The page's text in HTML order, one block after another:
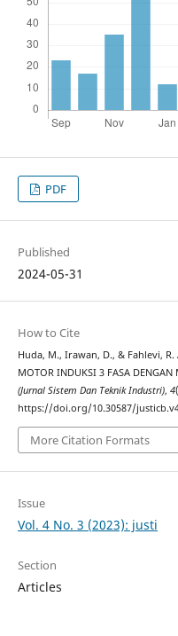
PDF
Published
2024-05-31
How to Cite
Huda, M., Irawan, D., & Fahlevi, R.
MOTOR INDUKSI 3 FASA DENGAN
(Jurnal Sistem Dan Teknik Industri), 4
https://doi.org/10.30587/
More Citation Formats
Issue
Vol. 4 No. 3 (2023): justi
Section
Articles